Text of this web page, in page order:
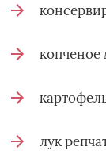
копченое
лук